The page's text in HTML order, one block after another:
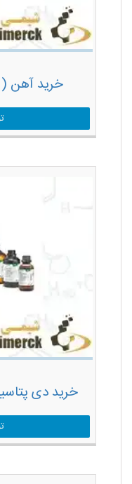
خرید آهن (III) کلرید هگزاهیدرات
خرید دی